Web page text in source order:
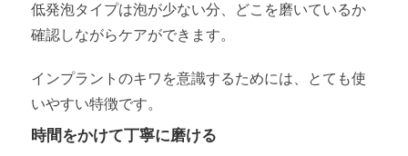
低発泡タイプは泡が少ない分、どこを磨いているか
確認しながらケアができます。
インプラントのキワを意識するためには、とても使
いやすい特徴です。
時間をかけて丁寧に磨ける